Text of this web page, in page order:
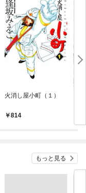
火消し屋小町（１）
814
もっと見る